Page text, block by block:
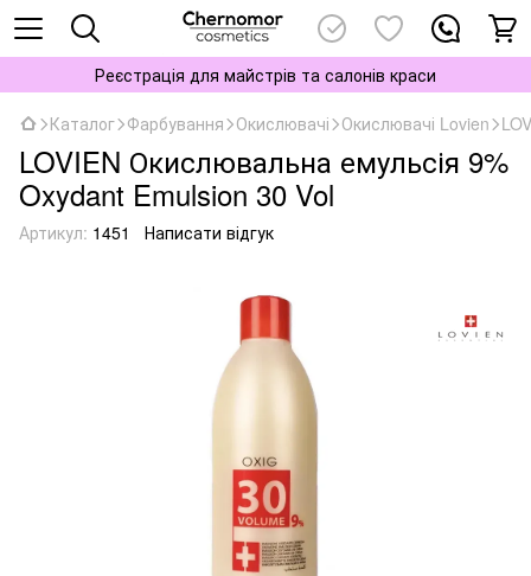
Реєстрація для майстрів та салонів краси
Каталог Фарбування Окислювачі Окислювачі Lovien
LOVIEN Окислювальна емульсія 9%
Oxydant Emulsion 30 Vol
Артикул: 1451 Написати відгук